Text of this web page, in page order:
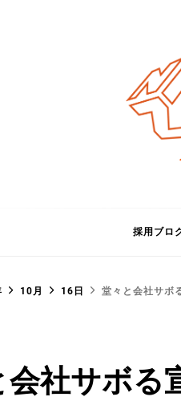
採用ブロ
10月 16日 堂々と会社サボ
社サボる